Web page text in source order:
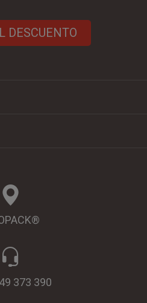
DESCUENTO
373 390